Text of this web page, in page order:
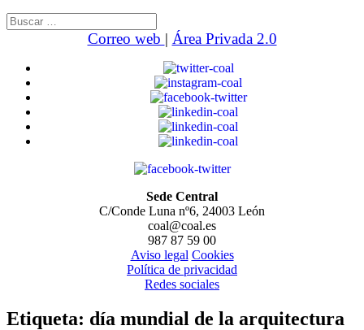
Buscar:
Correo web | Área Privada 2.0
Sede Central
C/Conde Luna nº6, 24003 León
coal@coal.es
987 87 59 00
Aviso legal Cookies
Política de privacidad
Redes sociales
Etiqueta: día mundial de la arquitectura